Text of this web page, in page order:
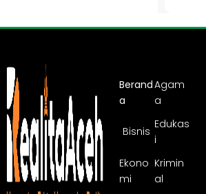
Berand
a
Agam
a
Bisnis
Edukas
i
Ekono
mi
Krimin
al